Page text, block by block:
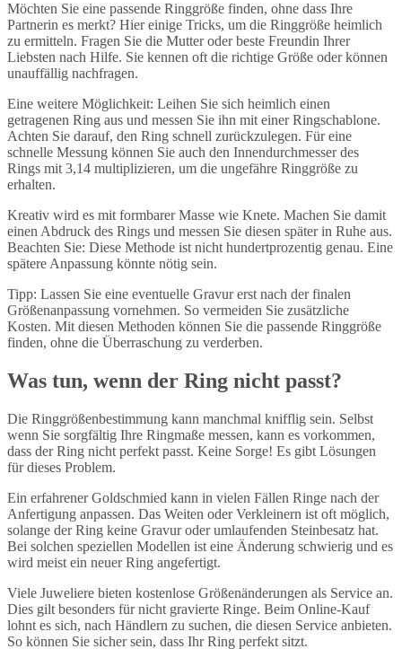
Möchten Sie eine passende Ringgröße finden, ohne dass Ihre
Partnerin es merkt? Hier einige Tricks, um die Ringgröße heimlich
zu ermitteln. Fragen Sie die Mutter oder beste Freundin Ihrer
Liebsten nach Hilfe. Sie kennen oft die richtige Größe oder können
unauffällig nachfragen.
Eine weitere Möglichkeit: Leihen Sie sich heimlich einen
getragenen Ring aus und messen Sie ihn mit einer Ringschablone.
Achten Sie darauf, den Ring schnell zurückzulegen. Für eine
schnelle Messung können Sie auch den Innendurchmesser des
Rings mit 3,14 multiplizieren, um die ungefähre Ringgröße zu
erhalten.
Kreativ wird es mit formbarer Masse wie Knete. Machen Sie damit
einen Abdruck des Rings und messen Sie diesen später in Ruhe aus.
Beachten Sie: Diese Methode ist nicht hundertprozentig genau. Eine
spätere Anpassung könnte nötig sein.
Tipp: Lassen Sie eine eventuelle Gravur erst nach der finalen
Größenanpassung vornehmen. So vermeiden Sie zusätzliche
Kosten. Mit diesen Methoden können Sie die passende Ringgröße
finden, ohne die Überraschung zu verderben.
Was tun, wenn der Ring nicht passt?
Die Ringgrößenbestimmung kann manchmal knifflig sein. Selbst
wenn Sie sorgfältig Ihre Ringmaße messen, kann es vorkommen,
dass der Ring nicht perfekt passt. Keine Sorge! Es gibt Lösungen
für dieses Problem.
Ein erfahrener Goldschmied kann in vielen Fällen Ringe nach der
Anfertigung anpassen. Das Weiten oder Verkleinern ist oft möglich,
solange der Ring keine Gravur oder umlaufenden Steinbesatz hat.
Bei solchen speziellen Modellen ist eine Änderung schwierig und es
wird meist ein neuer Ring angefertigt.
Viele Juweliere bieten kostenlose Größenänderungen als Service an.
Dies gilt besonders für nicht gravierte Ringe. Beim Online-Kauf
lohnt es sich, nach Händlern zu suchen, die diesen Service anbieten.
So können Sie sicher sein, dass Ihr Ring perfekt sitzt.